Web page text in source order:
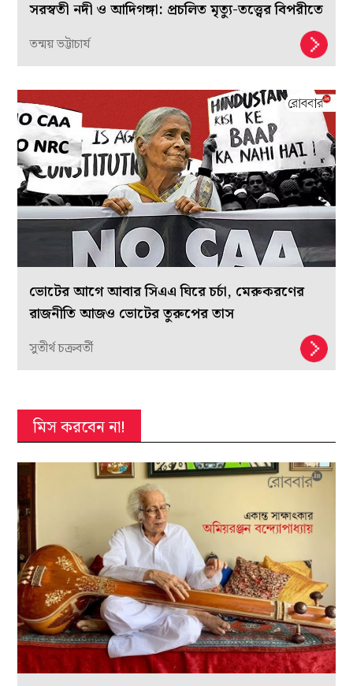
সরস্বতী নদী ও আদিগঙ্গা: প্রচলিত মৃত্যু-তত্ত্বের বিপরীতে
তন্ময় ভট্টাচার্য
ভোটের আগে আবার সিএএ ঘিরে চর্চা, মেরুকরণের
রাজনীতি আজও ভোটের তুরুপের তাস
সুতীর্থ চক্রবর্তী
মিস করবেন না!